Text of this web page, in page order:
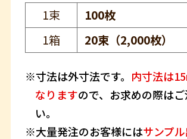
1束
100枚
1箱
20束（2,000枚）
寸法は外寸法です。 内寸法は
なりますので、お求めの際は
い。
大量発注のお客様にはサンプ